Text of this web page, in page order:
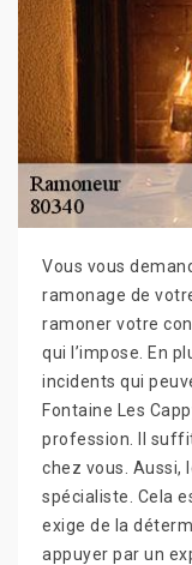
Vous vous
ramonage de
ramoner votre
qui l’impose. En
incidents qui
Fontaine Les
profession. Il
chez vous. Aussi,
spécialiste. Cela
exige de la
appuyer par un